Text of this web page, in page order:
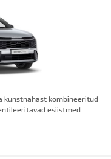
kunstnahast kombineeritud
esiistmed